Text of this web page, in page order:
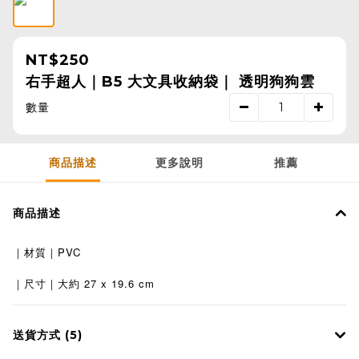
NT$250
右手超人｜B5 大文具收納袋｜ 透明狗狗雲
數量
商品描述 更多說明 推薦
商品描述
｜材質｜PVC
｜ 尺寸 ｜ 大約 27 x 19.6 cm
送貨方式 (5)